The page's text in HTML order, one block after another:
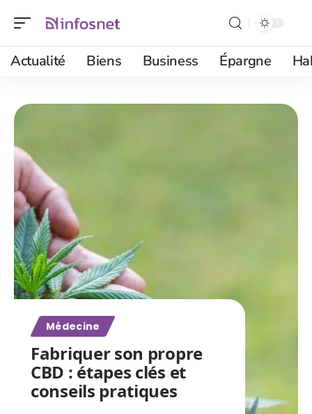
Actualité Biens Business Épargne
Médecine
Fabriquer son propre
CBD : étapes clés et
conseils pratiques